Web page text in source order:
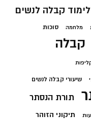
לימוד קבלה לנשים
מלחמה סוכות
קבלה
שיעורי קבלה לנשים
תורת הנסתר
תיקוני הזוהר